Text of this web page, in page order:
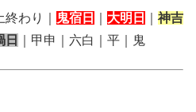
わり｜ 鬼宿日 大明日
神吉
日 ｜甲申｜六白｜平｜鬼